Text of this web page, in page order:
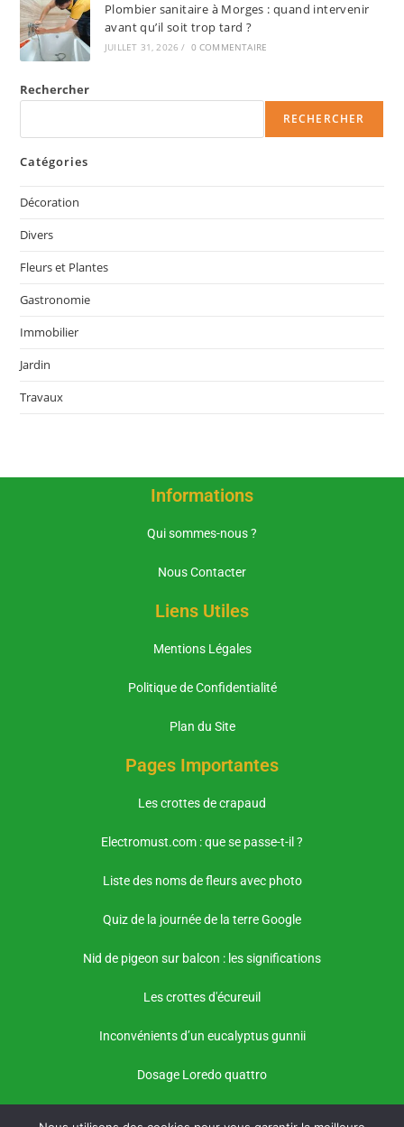
Plombier sanitaire à Morges : quand intervenir
avant qu’il soit trop tard ?
JUILLET 31, 2026 / 0 COMMENTAIRE
Rechercher
RECHERCHER
Catégories
Décoration
Divers
Fleurs et Plantes
Gastronomie
Immobilier
Jardin
Travaux
Informations
Qui sommes-nous ?
Nous Contacter
Liens Utiles
Mentions Légales
Politique de Confidentialité
Plan du Site
Pages Importantes
Les crottes de crapaud
Electromust.com : que se passe-t-il ?
Liste des noms de fleurs avec photo
Quiz de la journée de la terre Google
Nid de pigeon sur balcon : les significations
Les crottes d'écureuil
Inconvénients d’un eucalyptus gunnii
Dosage Loredo quattro